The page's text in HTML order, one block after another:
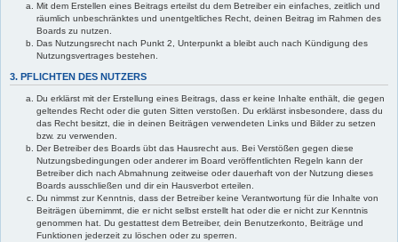
Mit dem Erstellen eines Beitrags erteilst du dem Betreiber ein einfaches, zeitlich und
räumlich unbeschränktes und unentgeltliches Recht, deinen Beitrag im Rahmen des
Boards zu nutzen.
Das Nutzungsrecht nach Punkt 2, Unterpunkt a bleibt auch nach Kündigung des
Nutzungsvertrages bestehen.
3. PFLICHTEN DES NUTZERS
Du erklärst mit der Erstellung eines Beitrags, dass er keine Inhalte enthält, die gegen
geltendes Recht oder die guten Sitten verstoßen. Du erklärst insbesondere, dass du
das Recht besitzt, die in deinen Beiträgen verwendeten Links und Bilder zu setzen
bzw. zu verwenden.
Der Betreiber des Boards übt das Hausrecht aus. Bei Verstößen gegen diese
Nutzungsbedingungen oder anderer im Board veröffentlichten Regeln kann der
Betreiber dich nach Abmahnung zeitweise oder dauerhaft von der Nutzung dieses
Boards ausschließen und dir ein Hausverbot erteilen.
Du nimmst zur Kenntnis, dass der Betreiber keine Verantwortung für die Inhalte von
Beiträgen übernimmt, die er nicht selbst erstellt hat oder die er nicht zur Kenntnis
genommen hat. Du gestattest dem Betreiber, dein Benutzerkonto, Beiträge und
Funktionen jederzeit zu löschen oder zu sperren.